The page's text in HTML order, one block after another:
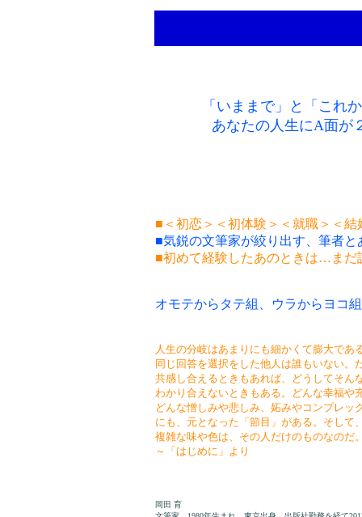
「いままで」と「これ
あなたの人生にA面が
■＜初恋＞＜初体験＞＜就職＞＜
■気鋭の文筆家が絞り出す、筆者
■初めて経験したあのときは…ま
オモテからタテ組、ウラからヨコ
人生の分岐はあまりにも細かくて膨大であ
同じ回答を選択をした他人は誰もいない。
共感し合えるときもあれば、どうしてそん
わかり合えないときもある。どんな幸福や
どんな憎しみや悲しみ、妬みやコンプレッ
にも、元となった「節目」がある。そして
複雑な味や色は、その人だけのものなのだ
～「はじめに」より
岡田 育